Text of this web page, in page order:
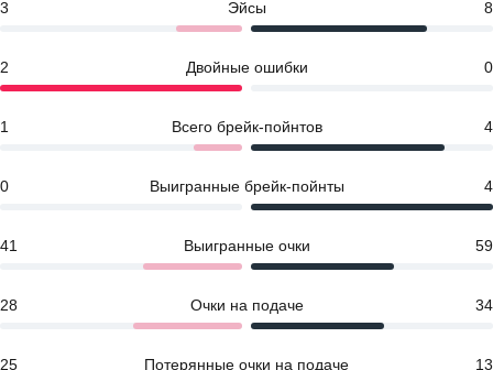
3 Эйсы 8
2 Двойные ошибки 0
1 Всего брейк-пойнтов 4
0 Выигранные брейк-пойнты 4
41 Выигранные очки 59
28 Очки на подаче 34
25 Потерянные очки на подаче 13